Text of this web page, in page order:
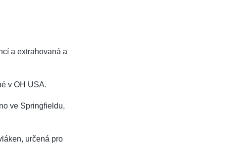
a extrahovaná a
v OH USA.
ve Springfieldu,
určená pro